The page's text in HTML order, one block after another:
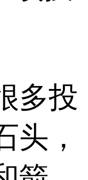
多投
头，